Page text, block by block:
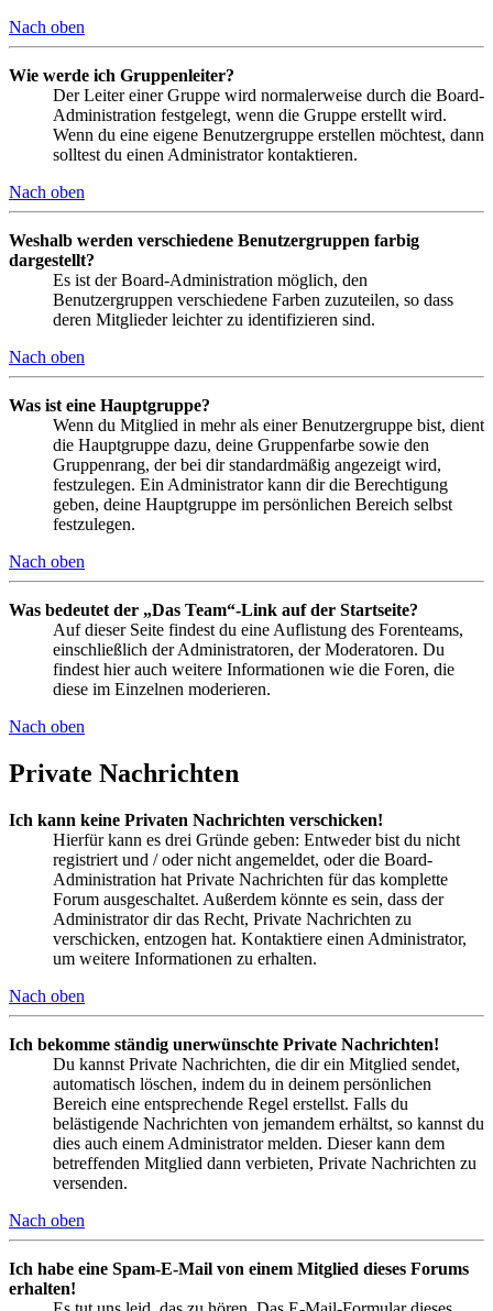
Nach oben
Wie werde ich Gruppenleiter?
Der Leiter einer Gruppe wird normalerweise durch die Board-
Administration festgelegt, wenn die Gruppe erstellt wird.
Wenn du eine eigene Benutzergruppe erstellen möchtest, dann
solltest du einen Administrator kontaktieren.
Nach oben
Weshalb werden verschiedene Benutzergruppen farbig
dargestellt?
Es ist der Board-Administration möglich, den
Benutzergruppen verschiedene Farben zuzuteilen, so dass
deren Mitglieder leichter zu identifizieren sind.
Nach oben
Was ist eine Hauptgruppe?
Wenn du Mitglied in mehr als einer Benutzergruppe bist, dient
die Hauptgruppe dazu, deine Gruppenfarbe sowie den
Gruppenrang, der bei dir standardmäßig angezeigt wird,
festzulegen. Ein Administrator kann dir die Berechtigung
geben, deine Hauptgruppe im persönlichen Bereich selbst
festzulegen.
Nach oben
Was bedeutet der „Das Team“-Link auf der Startseite?
Auf dieser Seite findest du eine Auflistung des Forenteams,
einschließlich der Administratoren, der Moderatoren. Du
findest hier auch weitere Informationen wie die Foren, die
diese im Einzelnen moderieren.
Nach oben
Private Nachrichten
Ich kann keine Privaten Nachrichten verschicken!
Hierfür kann es drei Gründe geben: Entweder bist du nicht
registriert und / oder nicht angemeldet, oder die Board-
Administration hat Private Nachrichten für das komplette
Forum ausgeschaltet. Außerdem könnte es sein, dass der
Administrator dir das Recht, Private Nachrichten zu
verschicken, entzogen hat. Kontaktiere einen Administrator,
um weitere Informationen zu erhalten.
Nach oben
Ich bekomme ständig unerwünschte Private Nachrichten!
Du kannst Private Nachrichten, die dir ein Mitglied sendet,
automatisch löschen, indem du in deinem persönlichen
Bereich eine entsprechende Regel erstellst. Falls du
belästigende Nachrichten von jemandem erhältst, so kannst du
dies auch einem Administrator melden. Dieser kann dem
betreffenden Mitglied dann verbieten, Private Nachrichten zu
versenden.
Nach oben
Ich habe eine Spam-E-Mail von einem Mitglied dieses Forums
erhalten!